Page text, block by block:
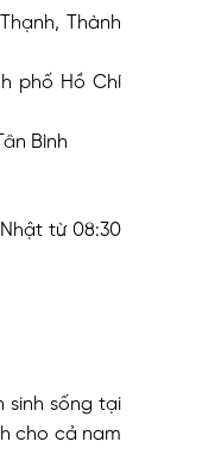
Thành
phố Hồ Chí
Bình
từ 08:30
sinh sống tại
cho cả nam